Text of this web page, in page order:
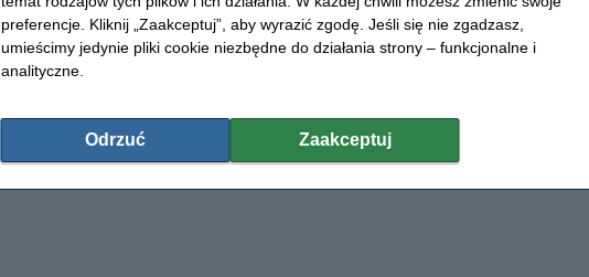
preferencje. Kliknij „Zaakceptuj”, aby wyrazić zgodę. Jeśli się nie zgadzasz,
umieścimy jedynie pliki cookie niezbędne do działania strony – funkcjonalne i
analityczne.
Odrzuć Zaakceptuj